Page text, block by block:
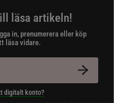
läsa artikeln!
in, prenumerera eller köp
läsa vidare.
digitalt konto?